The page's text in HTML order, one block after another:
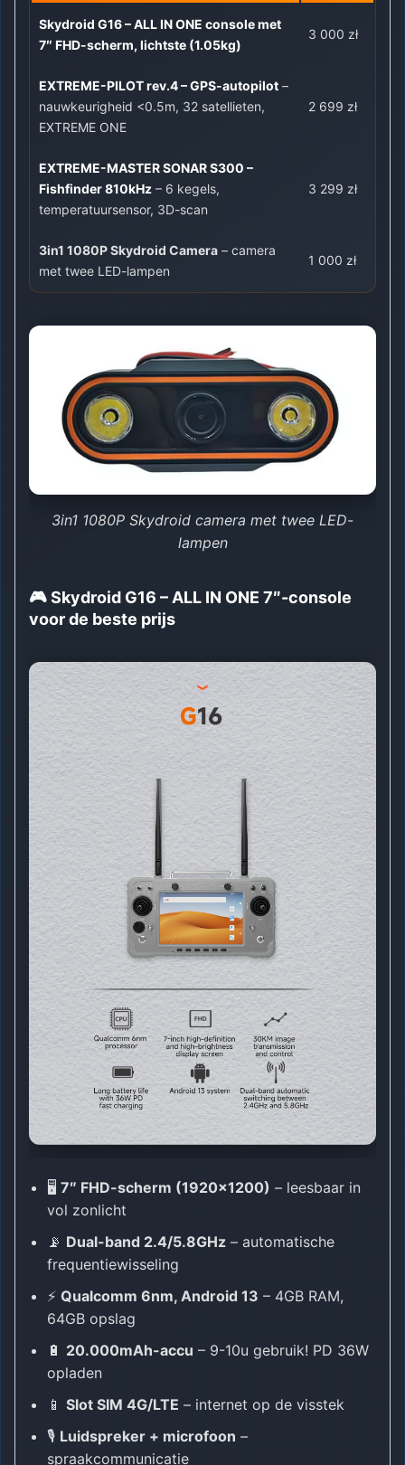
Skydroid G16 – ALL IN ONE console met
7″ FHD-scherm, lichtste (1.05kg)
3 000 zł
EXTREME-PILOT rev.4 – GPS-autopilot –
nauwkeurigheid <0.5m, 32 satellieten,
EXTREME ONE
2 699 zł
EXTREME-MASTER SONAR S300 –
Fishfinder 810kHz – 6 kegels,
temperatuursensor, 3D-scan
3 299 zł
3in1 1080P Skydroid Camera – camera
met twee LED-lampen
1 000 zł
3in1 1080P Skydroid camera met twee LED-
lampen
🎮 Skydroid G16 – ALL IN ONE 7″-console
voor de beste prijs
🖥️ 7″ FHD-scherm (1920×1200) – leesbaar in
vol zonlicht
📡 Dual-band 2.4/5.8GHz – automatische
frequentiewisseling
⚡ Qualcomm 6nm, Android 13 – 4GB RAM,
64GB opslag
🔋 20.000mAh-accu – 9-10u gebruik! PD 36W
opladen
📱 Slot SIM 4G/LTE – internet op de visstek
🎙️ Luidspreker + microfoon –
spraakcommunicatie